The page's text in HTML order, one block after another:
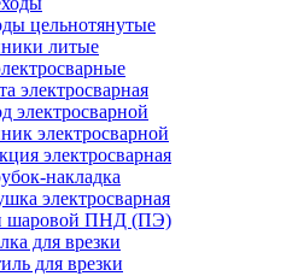
цельнотянутые
литые
электросварная
электросварной
электросварной
электросварная
накладка
электросварная
шаровой ПНД (ПЭ)
для врезки
для врезки